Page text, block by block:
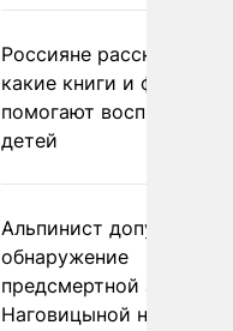
Россияне рассказали,
какие книги и фильмы
помогают воспитывать
детей
Альпинист допустил
обнаружение
предсмертной записки
Наговицыной на пике